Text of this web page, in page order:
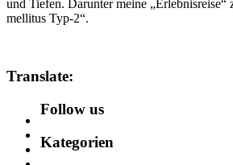
und Tiefen. Darunter meine „Erlebnisreise“
mellitus Typ-2“.
Translate:
Follow us
Kategorien